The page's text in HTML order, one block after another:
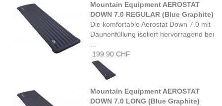
Mountain Equipment AEROSTAT
DOWN 7.0 REGULAR (Blue Graphite)
Die komfortable Aerostat Down 7.0 mit
Daunenfüllung isoliert hervorragend bei
199.90 CHF
Mountain Equipment AEROSTAT
DOWN 7.0 LONG (Blue Graphite)